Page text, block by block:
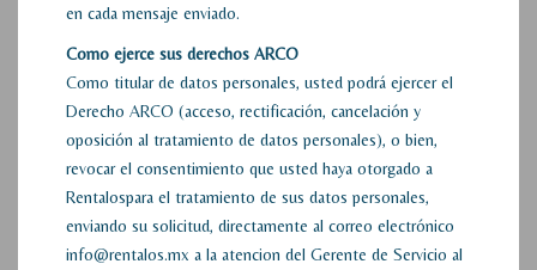
en cada mensaje enviado.
Como ejerce sus derechos ARCO
Como titular de datos personales, usted podrá ejercer el
Derecho ARCO (acceso, rectificación, cancelación y
oposición al tratamiento de datos personales), o bien,
revocar el consentimiento que usted haya otorgado a
Rentalospara el tratamiento de sus datos personales,
enviando su solicitud, directamente al correo electrónico
info@rentalos.mx a la atencion del Gerente de Servicio al